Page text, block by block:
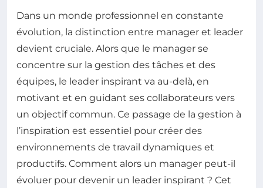
Dans un monde professionnel en constante
évolution, la distinction entre manager et leader
devient cruciale. Alors que le manager se
concentre sur la gestion des tâches et des
équipes, le leader inspirant va au-delà, en
motivant et en guidant ses collaborateurs vers
un objectif commun. Ce passage de la gestion à
l’inspiration est essentiel pour créer des
environnements de travail dynamiques et
productifs. Comment alors un manager peut-il
évoluer pour devenir un leader inspirant ? Cet